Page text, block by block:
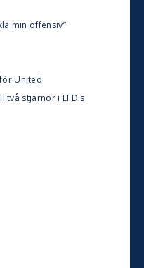
min offensiv”
United
två stjärnor i EFD:s